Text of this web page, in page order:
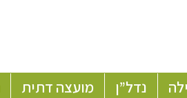
נדל”ן מועצה דתית